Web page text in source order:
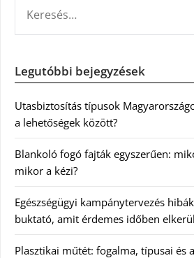
Legutóbbi bejegyzések
Utasbiztosítás típusok
a lehetőségek között?
Blankoló fogó fajták egyszerűen:
mikor a kézi?
Egészségügyi kampánytervezés
buktató, amit érdemes időben
Plasztikai műtét: fogalma, típusai és